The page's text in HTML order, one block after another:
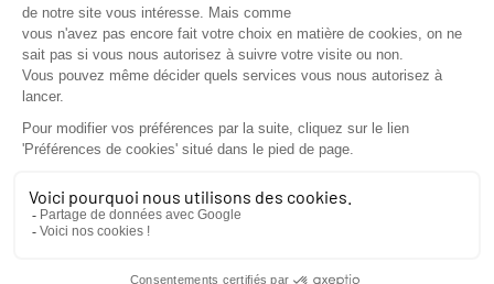
NOTRE ZONE D’INTERVENTION
AUTOUR DE SAINT FLOUR
Implantée au cœur du Massif Central, en région Auvergne,
couvrant l’est du département du Cantal ainsi qu’une partie
du nord de la Lozère.
Installés depuis plus de 20 ans à Saint-Flour, nous